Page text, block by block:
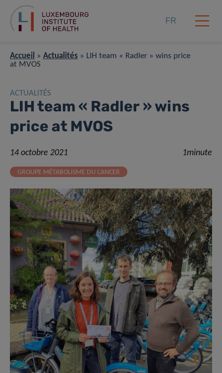
FR
Accueil » Actualités » LIH team « Radler » wins price
at MVOS
ACTUALITÉS
LIH team « Radler » wins
price at MVOS
14 octobre 2021 1minute
GROUPE MÉTABOLISME DU CANCER